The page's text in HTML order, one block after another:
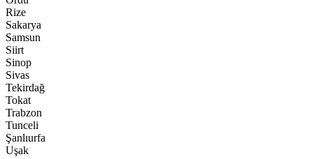
Rize
Sakarya
Samsun
Siirt
Sinop
Sivas
Tekirdağ
Tokat
Trabzon
Tunceli
Şanlıurfa
Uşak